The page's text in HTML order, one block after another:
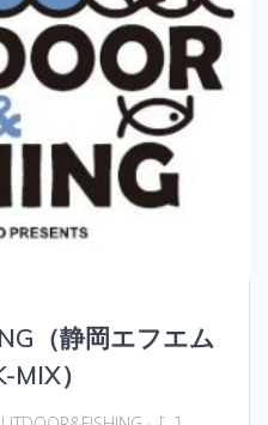
（静岡エフエム
MIX）